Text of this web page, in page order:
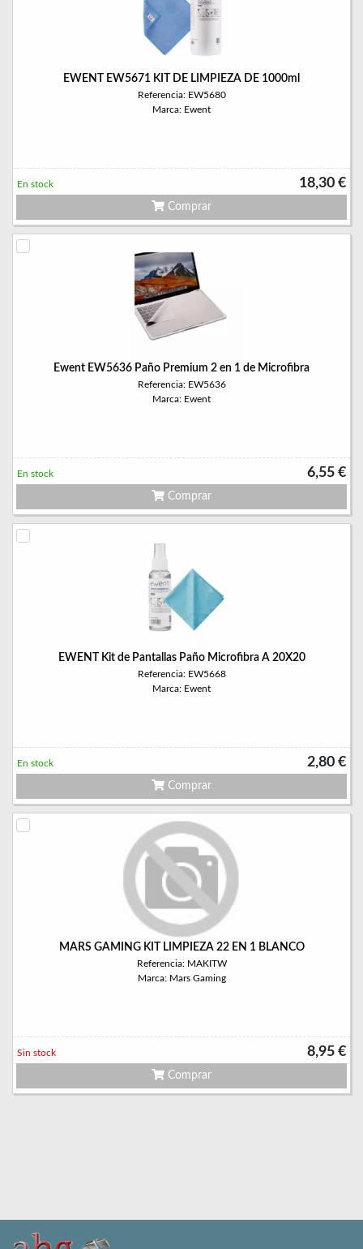
EWENT EW5671 KIT DE LIMPIEZA DE 1000ml
Referencia: EW5680
Marca: Ewent
18,30 €
En stock
Comprar
Ewent EW5636 Paño Premium 2 en 1 de Microfibra
Referencia: EW5636
Marca: Ewent
6,55 €
En stock
Comprar
EWENT Kit de Pantallas Paño Microfibra A 20X20
Referencia: EW5668
Marca: Ewent
2,80 €
En stock
Comprar
MARS GAMING KIT LIMPIEZA 22 EN 1 BLANCO
Referencia: MAKITW
Marca: Mars Gaming
8,95 €
Sin stock
Comprar